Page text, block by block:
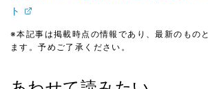
ト
※本記事は掲載時点の情報であり、最新のもの
ます。予めご了承ください。